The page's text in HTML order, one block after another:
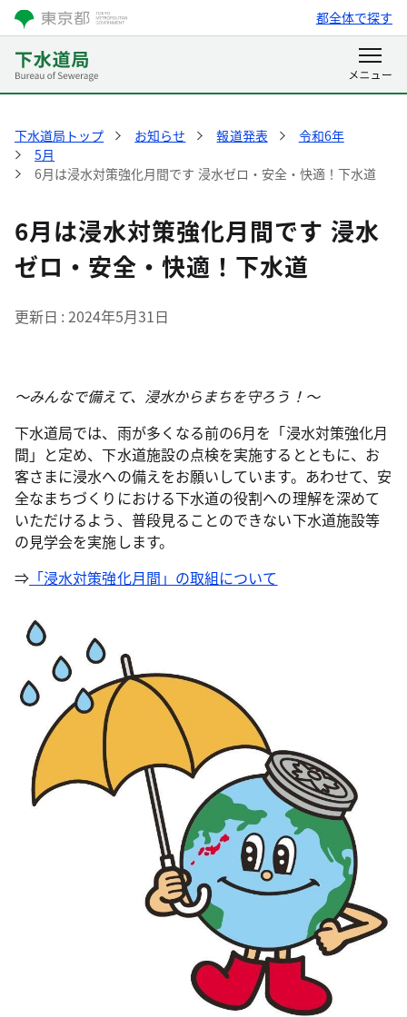
都全体で探す
下水道局トップ お知らせ 報道発表
令和6年
5月
6月は浸水対策強化月間です 浸水ゼロ・安全・快適！下水道
6月は浸水対策強化月間です 浸水
ゼロ・安全・快適！下水道
更新日 2024年5月31日
～みんなで備えて、浸水からまちを守ろう！～
下水道局では、雨が多くなる前の6月を「浸水対策強化月
間」と定め、下水道施設の点検を実施するとともに、お
客さまに浸水への備えをお願いしています。あわせて、安
全なまちづくりにおける下水道の役割への理解を深めて
いただけるよう、普段見ることのできない下水道施設等
の見学会を実施します。
⇒ 「浸水対策強化月間」の取組について